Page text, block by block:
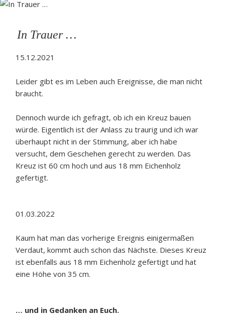
In Trauer …
15.12.2021
Leider gibt es im Leben auch Ereignisse, die man nicht
braucht.
Dennoch wurde ich gefragt, ob ich ein Kreuz bauen
würde. Eigentlich ist der Anlass zu traurig und ich war
überhaupt nicht in der Stimmung, aber ich habe
versucht, dem Geschehen gerecht zu werden. Das
Kreuz ist 60 cm hoch und aus 18 mm Eichenholz
gefertigt.
01.03.2022
Kaum hat man das vorherige Ereignis einigermaßen
Verdaut, kommt auch schon das Nächste. Dieses Kreuz
ist ebenfalls aus 18 mm Eichenholz gefertigt und hat
eine Höhe von 35 cm.
… und in Gedanken an Euch.